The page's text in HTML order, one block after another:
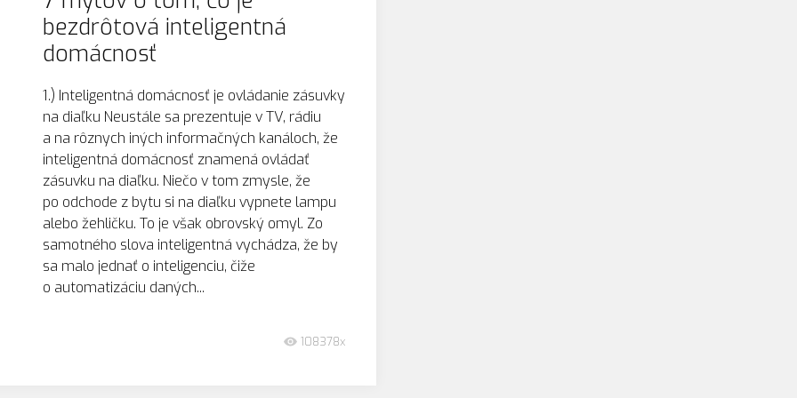
bezdrôtová inteligentná
domácnosť
1.) Inteligentná domácnosť je ovládanie zásuvky
na diaľku Neustále sa prezentuje v TV, rádiu
a na rôznych iných informačných kanáloch, že
inteligentná domácnosť znamená ovládať
zásuvku na diaľku. Niečo v tom zmysle, že
po odchode z bytu si na diaľku vypnete lampu
alebo žehličku. To je však obrovský omyl. Zo
samotného slova inteligentná vychádza, že by
sa malo jednať o inteligenciu, čiže
o automatizáciu daných...
108378x